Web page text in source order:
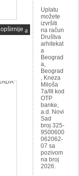
opširnije
Uplatu
možete
izvršiti
na račun
Društva
arhitekat
a
Beograd
a,
Beograd
, Kneza
Miloša
7a/III kod
OTP
banke,
a.d. Novi
Sad
broj 325-
9500600
062062-
07 sa
pozivom
na broj
2026.